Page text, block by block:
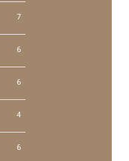
7
6
6
4
6